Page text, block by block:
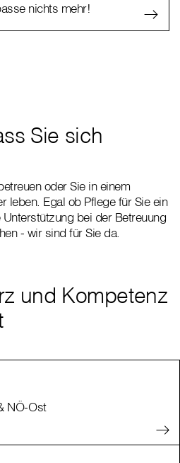
nichts mehr!
Sie sich
oder Sie in einem
leben. Egal ob Pflege für Sie ein
bei der Betreuung
- wir sind für Sie da.
und Kompetenz
NÖ-Ost